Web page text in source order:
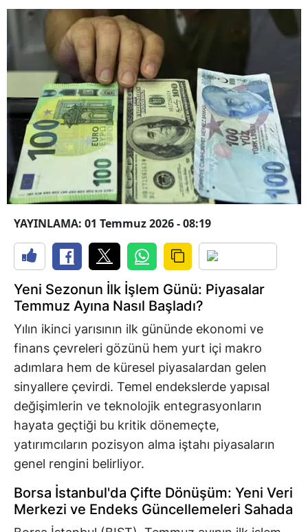
YAYINLAMA: 01 Temmuz 2026 - 08:19
Yeni Sezonun İlk İşlem Günü: Piyasalar
Temmuz Ayına Nasıl Başladı?
Yılın ikinci yarısının ilk gününde ekonomi ve
finans çevreleri gözünü hem yurt içi makro
adımlara hem de küresel piyasalardan gelen
sinyallere çevirdi. Temel endekslerde yapısal
değişimlerin ve teknolojik entegrasyonların
hayata geçtiği bu kritik dönemeçte,
yatırımcıların pozisyon alma iştahı piyasaların
genel rengini belirliyor.
Borsa İstanbul'da Çifte Dönüşüm: Yeni Veri
Merkezi ve Endeks Güncellemeleri Sahada